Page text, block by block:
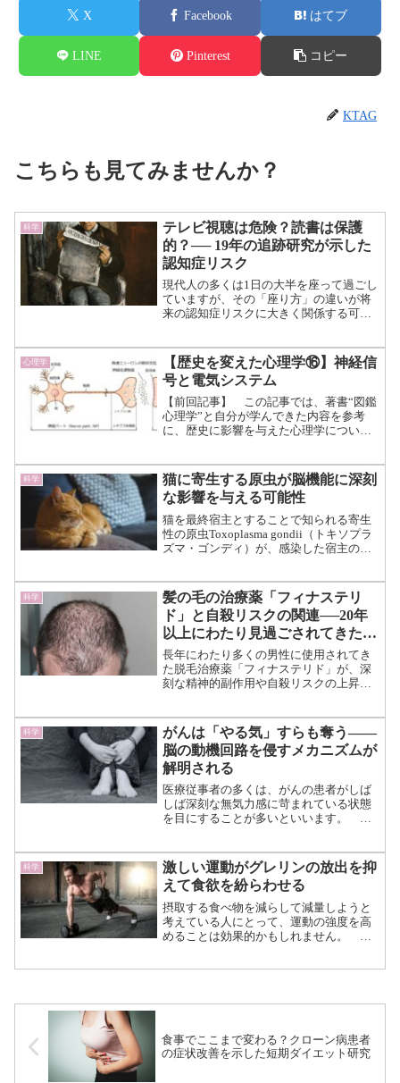
X Facebook はてブ
LINE Pinterest コピー
KTAG
こちらも見てみませんか？
科学
テレビ視聴は危険？読書は保護
的？── 19年の追跡研究が示した
認知症リスク
現代人の多くは1日の大半を座って過ごし
ていますが、その「座り方」の違いが将
来の認知症リスクに大きく関係する可能
研究所などの研究チームによる19年間の
追跡研究では、テレビ視聴の...（続きを
読む）
心理学
【歴史を変えた心理学⑯】神経信
号と電気システム
【前回記事】 この記事では、著書“図鑑
心理学”と自分が学んできた内容を参考
に、歴史に影響を与えた心理学について
たのかに始まり、近代の心理学までをテ
ーマとして、本書から興...（続きを読
む）
科学
猫に寄生する原虫が脳機能に深刻
な影響を与える可能性
猫を最終宿主とすることで知られる寄生
性の原虫Toxoplasma gondii（トキソプラ
ズマ・ゴンディ）が、感染した宿主の脳
ニア大学リバーサイド校の研究によって
明らか...（続きを読む）
科学
髪の毛の治療薬「フィナステリ
ド」と自殺リスクの関連──20年
以上にわたり見過ごされてきた危
険性
長年にわたり多くの男性に使用されてき
た脱毛治療薬「フィナステリド」が、深
刻な精神的副作用や自殺リスクの上昇と
たな研究で明らかになりました。 薬剤
の副作用については、製薬...（続きを読
む）
科学
がんは「やる気」すらも奪う――
脳の動機回路を侵すメカニズムが
解明される
医療従事者の多くは、がんの患者がしば
しば深刻な無気力感に苛まれている状態
を目にすることが多いといいます。 し
然だろう」という短絡的な考え方ではな
いことが、ワシントン大学...（続きを読
む）
科学
激しい運動がグレリンの放出を抑
えて食欲を紛らわせる
摂取する食べ物を減らして減量しようと
考えている人にとって、運動の強度を高
めることは効果的かもしれません。 バ
読む）
食事でここまで変わる？クローン病患者
の症状改善を示した短期ダイエット研究